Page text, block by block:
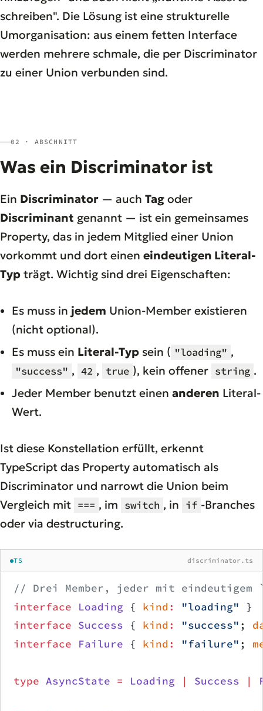
schreiben". Die Lösung ist eine strukturelle
Umorganisation: aus einem fetten Interface
werden mehrere schmale, die per Discriminator
zu einer Union verbunden sind.
02 · ABSCHNITT
Was ein Discriminator ist
Ein Discriminator — auch Tag oder
Discriminant genannt — ist ein gemeinsames
Property, das in jedem Mitglied einer Union
vorkommt und dort einen eindeutigen Literal-
Typ trägt. Wichtig sind drei Eigenschaften:
Es muss in jedem Union-Member existieren
(nicht optional).
Es muss ein Literal-Typ sein ( "loading" ,
"success" , 42 , true ), kein offener string .
Jeder Member benutzt einen anderen Literal-
Wert.
Ist diese Konstellation erfüllt, erkennt
TypeScript das Property automatisch als
Discriminator und narrowt die Union beim
Vergleich mit === , im switch , in if -Branches
oder via destructuring.
TS discriminator.ts
// Drei Member, jeder mit
interface Loading { kind : "loading" }
interface Success { kind : "success" ;
interface Failure { kind : "failure" ;
type AsyncState = Loading | Success |